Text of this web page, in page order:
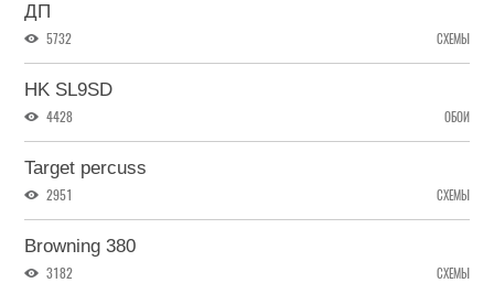
ДП
5732 СХЕМЫ
HK SL9SD
4428 ОБОИ
Target percuss
2951 СХЕМЫ
Browning 380
3182 СХЕМЫ